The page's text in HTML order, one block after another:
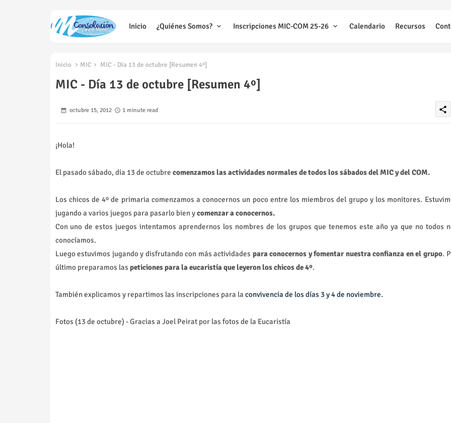
Inicio ¿Quiénes Somos? Inscripciones MIC-COM 25-26 Calendario Recursos
Inicio MIC MIC - Día 13 de octubre [Resumen 4º]
MIC - Día 13 de octubre [Resumen 4º]
octubre 15, 2012 1 minute read share
¡Hola!
El pasado sábado, día 13 de octubre comenzamos las actividades normales de todos los sábados del MIC y del COM.
Los chicos de 4º de primaria comenzamos a conocernos un poco entre los miembros del grupo y los monitores.
jugando a varios juegos para pasarlo bien ycomenzar a conocernos.
Con uno de estos juegos intentamos aprendernos los nombres de los grupos que tenemos este año ya que no todos
conocíamos.
Luego estuvimos jugando y disfrutando con más actividades para conocernos y fomentar nuestra confianza en el grupo.
último preparamos las peticiones para la eucaristía que leyeron los chicos de 4º.
También explicamos y repartimos las inscripciones para la convivencia de los días 3 y 4 de noviembre.
Fotos (13 de octubre) - Gracias a Joel Peirat por las fotos de la Eucaristía